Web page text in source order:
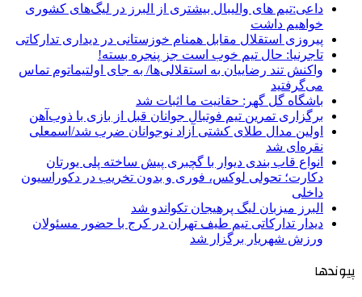
داعی:تیم های والیبال بیشتری از البرز در لیگ‌های کشوری
خواهیم داشت
پیروزی استقلال مقابل همنام خوزستانی در دیداری تدارکاتی
تاجرنیا: حال تیم خوب است جز پنجره بسته!
واکنش تند رضاییان به استقلالی‌ها/ به جای اولتیماتوم تماس
می‌گرفتید
باشگاه گل گهر: حقانیت ما اثبات شد
برگزاری تمرین تیم فوتبال جوانان قبل از بازی با ذوب‌آهن
اولین مدال طلای کشتی آزاد نوجوانان ضرب شد/اسمعلی
نقره‌ای شد
انواع قاب بندی دیوار با گچبری پیش ساخته پلی یورتان
دکارت؛ تحولی لوکس، فوری و بدون تخریب در دکوراسیون
داخلی
البرز میزبان لیگ پرهیجان تکواندو شد
دیدار تدارکاتی تیم طیف تهران در کرج با حضور مسئولان
ورزش شهریار برگزار شد
پیوندها